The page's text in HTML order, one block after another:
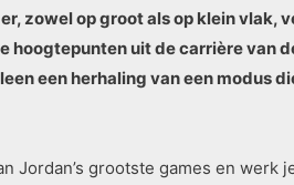
zowel op groot als op klein vlak,
hoogtepunten uit de carrière van
een herhaling van een modus
grootste games en werk